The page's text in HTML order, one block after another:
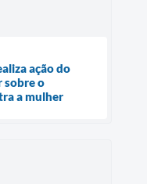
ação do
sobre o
a mulher